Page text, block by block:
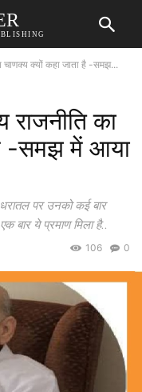
चाणक्य क्यों कहा जाता है -समझ...
का
-समझ में आया
पर उनको कई बार
बार ये प्रमाण मिला है..
0
106